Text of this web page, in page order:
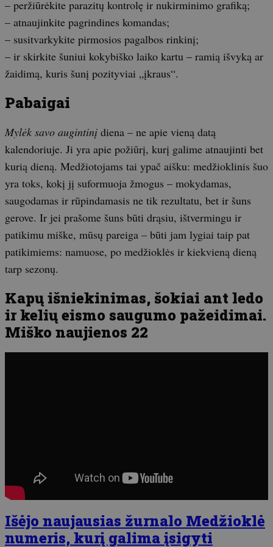
– peržiūrėkite parazitų kontrolę ir nukirminimo grafiką;
– atnaujinkite pagrindines komandas;
– susitvarkykite pirmosios pagalbos rinkinį;
– ir skirkite šuniui kokybiško laiko kartu – ramią išvyką ar
žaidimą, kuris šunį pozityviai „įkraus“.
Pabaigai
Mylėk savo augintinį diena – ne apie vieną datą
kalendoriuje. Ji yra apie požiūrį, kurį galime atnaujinti bet
kurią dieną. Medžiotojams tai ypač aišku: medžioklinis šuo
yra toks, kokį jį suformuoja žmogus – mokydamas,
saugodamas ir rūpindamasis ne tik rezultatu, bet ir šuns
gerove. Ir jei prašome šuns būti drąsiu, ištvermingu ir
patikimu miške, mūsų pareiga – būti jam lygiai taip pat
patikimiems: namuose, po medžioklės ir kiekvieną dieną
tarp sezonų.
Kapų išniekinimas, šokiai ant ledo
ir kelių eismo saugumo pažeidimai.
Miško naujienos 22
Išėjo naujausias žurnalo Medžioklė
numeris, kurį galima įsigyti